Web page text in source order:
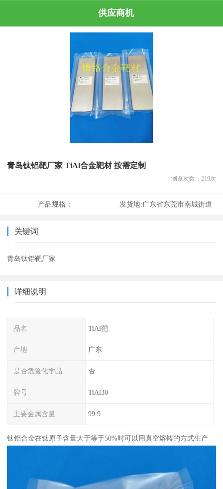
供应商机
青岛钛铝靶厂家 TiAl合金靶材 按需定制
浏览次数： 219次
产品规格： 发货地:广东省东莞市南城街道
关键词
青岛钛铝靶厂家
详细说明
品名 TiAl靶
产地 广东
是否危险化学品 否
牌号 TiAl30
主要金属含量 99.9
钛铝合金在钛原子含量大于等于50%时可以用真空熔铸的方式生产